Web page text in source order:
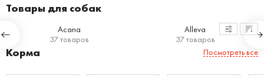
Товары для собак
Acana
37 товаров
Alleva
37 товаров
Корма Посмотреть все